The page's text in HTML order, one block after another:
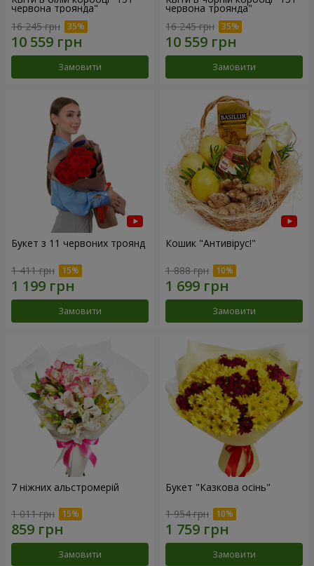
червона троянда"
16 245 грн
Замовити
червона троянда"
16 245 грн
Замовити
Букет з 11 червоних троянд
1 411 грн
Замовити
Кошик "Антивірус!"
1 888 грн
Замовити
7 ніжних альстромерій
1 011 грн
Замовити
Букет "Казкова осінь"
1 954 грн
Замовити